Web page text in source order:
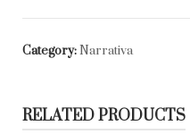
jade
quantity
Category:Narrativa
RELATED PRODUCTS